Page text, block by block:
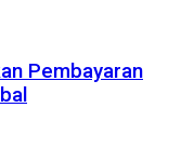
Pembayaran